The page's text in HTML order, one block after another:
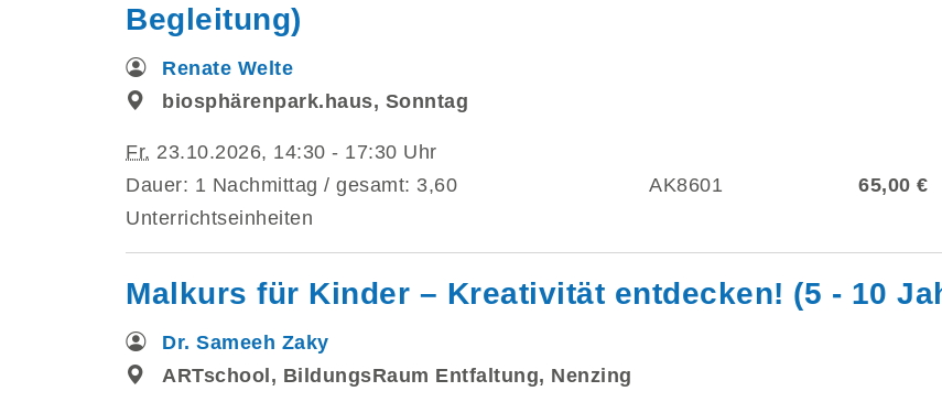
Begleitung)
Renate Welte
biosphärenpark.haus, Sonntag
Fr. 23.10.2026, 14:30 - 17:30 Uhr
Dauer: 1 Nachmittag / gesamt: 3,60
Unterrichtseinheiten
AK8601 65,00 €
Malkurs für Kinder – Kreativität entdecken! (5 - 10
Dr. Sameeh Zaky
ARTschool, BildungsRaum Entfaltung, Nenzing